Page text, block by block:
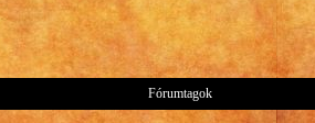
Fórumtagok